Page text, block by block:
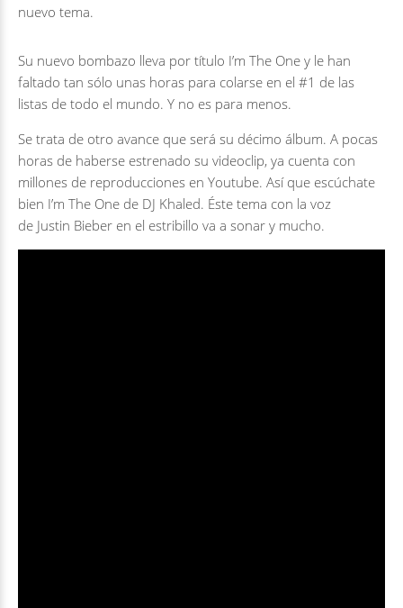
nuevo tema.
Su nuevo bombazo lleva por título I’m The One y le han
faltado tan sólo unas horas para colarse en el #1 de las
listas de todo el mundo. Y no es para menos.
Se trata de otro avance que será su décimo álbum. A pocas
horas de haberse estrenado su videoclip, ya cuenta con
millones de reproducciones en Youtube. Así que escúchate
bien I’m The One de DJ Khaled. Éste tema con la voz
de Justin Bieber en el estribillo va a sonar y mucho.